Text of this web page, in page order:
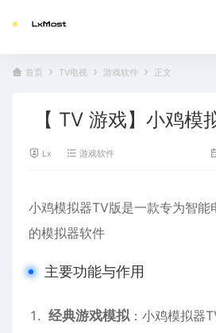
首页 TV电视 游戏软件 正文
【 TV 游戏】小鸡模
Lx 游戏软件
小鸡模拟器TV版是一款专为智能
的模拟器软件
主要功能与作用
经典游戏模拟：小鸡模拟器